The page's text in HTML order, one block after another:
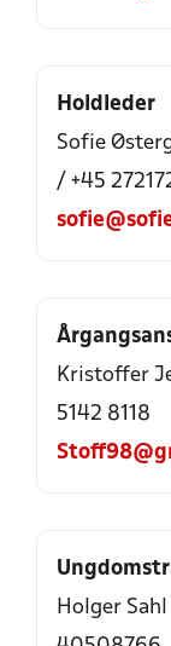
Holdleder
Sofie
/ +45
Kristoffer
5142 8118
Holger